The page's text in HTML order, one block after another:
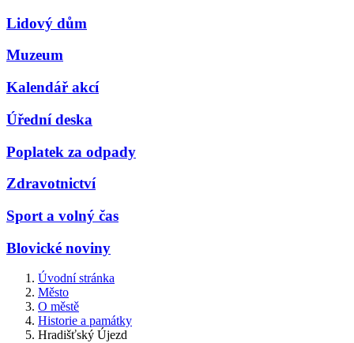
Lidový dům
Muzeum
Kalendář akcí
Úřední deska
Poplatek za odpady
Zdravotnictví
Sport a volný čas
Blovické noviny
Úvodní stránka
Město
O městě
Historie a památky
Hradišťský Újezd